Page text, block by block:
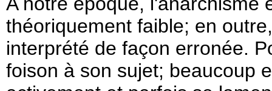
théoriquement faible; en
interprété de façon erronée.
foison à son sujet; beaucoup